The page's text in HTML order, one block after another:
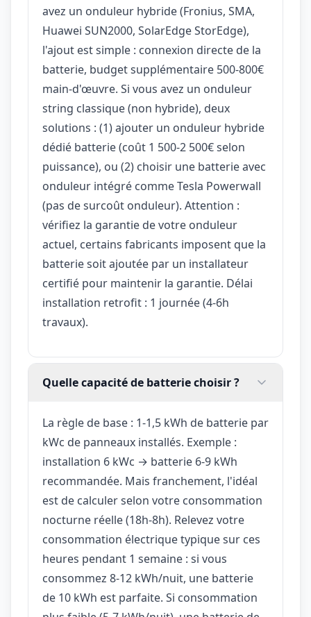
avez un onduleur hybride (Fronius, SMA,
Huawei SUN2000, SolarEdge StorEdge),
l'ajout est simple : connexion directe de la
batterie, budget supplémentaire 500-800€
main-d'œuvre. Si vous avez un onduleur
string classique (non hybride), deux
solutions : (1) ajouter un onduleur hybride
dédié batterie (coût 1 500-2 500€ selon
puissance), ou (2) choisir une batterie avec
onduleur intégré comme Tesla Powerwall
(pas de surcoût onduleur). Attention :
vérifiez la garantie de votre onduleur
actuel, certains fabricants imposent que la
batterie soit ajoutée par un installateur
certifié pour maintenir la garantie. Délai
installation retrofit : 1 journée (4-6h
travaux).
Quelle capacité de batterie choisir ?
La règle de base : 1-1,5 kWh de batterie par
kWc de panneaux installés. Exemple :
installation 6 kWc → batterie 6-9 kWh
recommandée. Mais franchement, l'idéal
est de calculer selon votre consommation
nocturne réelle (18h-8h). Relevez votre
consommation électrique typique sur ces
heures pendant 1 semaine : si vous
consommez 8-12 kWh/nuit, une batterie
de 10 kWh est parfaite. Si consommation